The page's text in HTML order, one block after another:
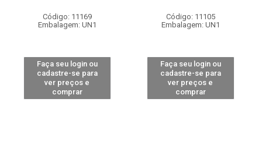
Código: 11169
Embalagem: UN1
Faça seu login ou
cadastre-se para
ver preços e
comprar
Código: 11105
Embalagem: UN1
Faça seu login ou
cadastre-se para
ver preços e
comprar